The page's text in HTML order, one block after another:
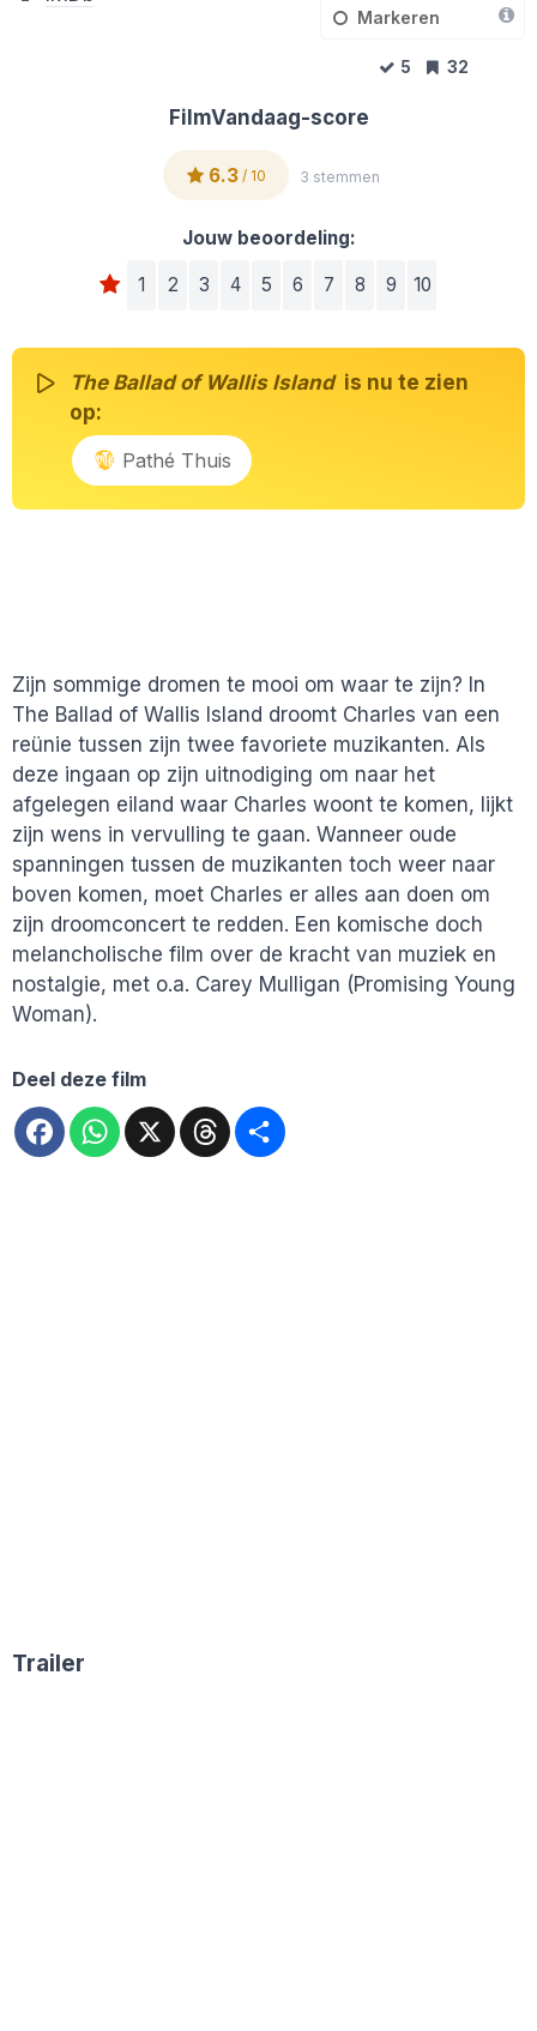
Markeren
5 32
FilmVandaag-score
6.3 / 10 3 stemmen
Jouw beoordeling:
1 2 3 4 5 6 7 8 9 10
The Ballad of Wallis Island is nu te zien
op:
Pathé Thuis
Zijn sommige dromen te mooi om waar te zijn? In
The Ballad of Wallis Island droomt Charles van een
reünie tussen zijn twee favoriete muzikanten. Als
deze ingaan op zijn uitnodiging om naar het
afgelegen eiland waar Charles woont te komen, lijkt
zijn wens in vervulling te gaan. Wanneer oude
spanningen tussen de muzikanten toch weer naar
boven komen, moet Charles er alles aan doen om
zijn droomconcert te redden. Een komische doch
melancholische film over de kracht van muziek en
nostalgie, met o.a. Carey Mulligan (Promising Young
Woman).
Deel deze film
FacebookWhatsApp
X Threads
Trailer